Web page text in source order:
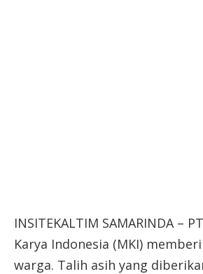
INSITEKALTIM SAMARINDA –
Karya Indonesia (MKI)
warga. Talih asih yang